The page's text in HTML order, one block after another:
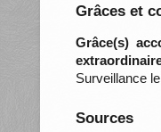
Grâces et
Grâce(s)
Surveillance
Sources